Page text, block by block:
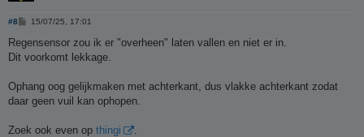
#8
B
r
c
15/07/25, 17:01
Regensensor zou ik er "overheen" laten vallen en niet er in.
Dit voorkomt lekkage.
Ophang oog gelijkmaken met achterkant, dus vlakke achterkant zodat
daar geen vuil kan ophopen.
Zoek ook even op thingi